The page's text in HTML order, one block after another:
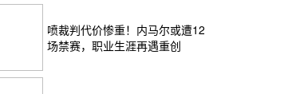
喷裁判代价惨重！内马尔或遭12
场禁赛，职业生涯再遇重创